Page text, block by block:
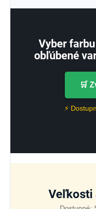
Vyber
obľúbené
🛒
⚡
Veľkosti